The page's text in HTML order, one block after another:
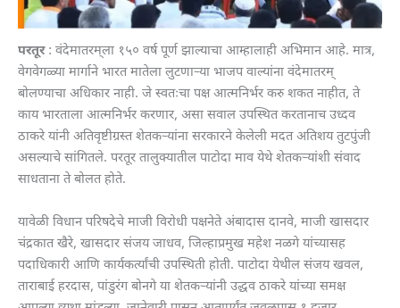
परतूर: वंदेमातरम्‌ला १५० वर्ष पूर्ण झाल्याचा आम्हालाही अभिमान आहे. मात्र,
वेगवेगळ्या मार्गाने भारत मातेला लुटणाऱ्या भाजप वाल्यांना वंदेमातरम्
बोलण्याचा अधिकार नाही. जे स्वतःचा पक्ष आत्मनिर्भर करु शकत नाहीत, ते
काय भारताला आत्मनिर्भर करणार, असा सवाल उपस्थित करतानाच उध्दव
ठाकरे यांनी अतिवृष्टीग्रस्त शेतकऱ्यांना सरकारने केलेली मदत अतिशय तुटपुंजी
असल्याचे सांगितले. परतूर तालुक्यातील पाटोदा माव येथे शेतकऱ्यांशी संवाद
साधताना ते बोलत होते.
यावेळी विधान परिषदेचे माजी विरोधी पक्षनेते अंबादास दानवे, माजी खासदार
चंद्रकात खैरे, खासदार संजय जाधव, जिल्हाप्रमुख महेश नळगे यांच्यासह
पदाधिकारी आणि कार्यकर्त्यांची उपस्थिती होती. पाटोदा येथील संजय खवल,
ताराबाई हरदास, पांडुरंग बोनगे या शेतकऱ्यांनी उद्धव ठाकरे यांच्या समक्ष